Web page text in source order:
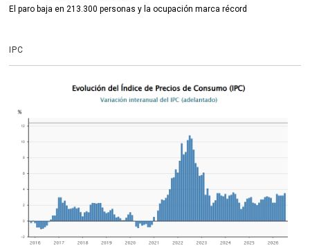
El paro baja en 213.300 personas y la ocupación marca récord
IPC